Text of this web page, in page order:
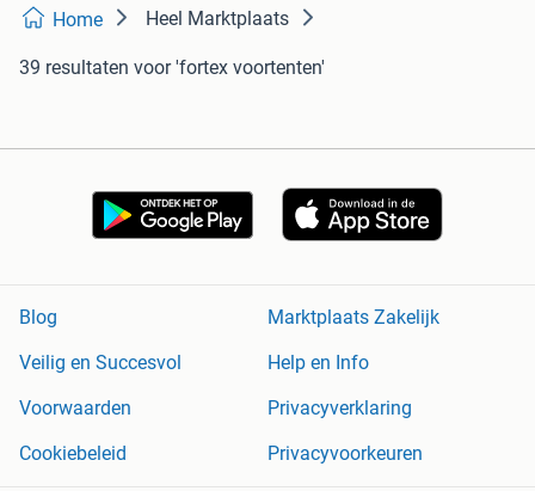
Home Heel Marktplaats
39 resultaten voor 'fortex voortenten'
Blog
Marktplaats Zakelijk
Veilig en Succesvol
Help en Info
Voorwaarden
Privacyverklaring
Cookiebeleid
Privacyvoorkeuren